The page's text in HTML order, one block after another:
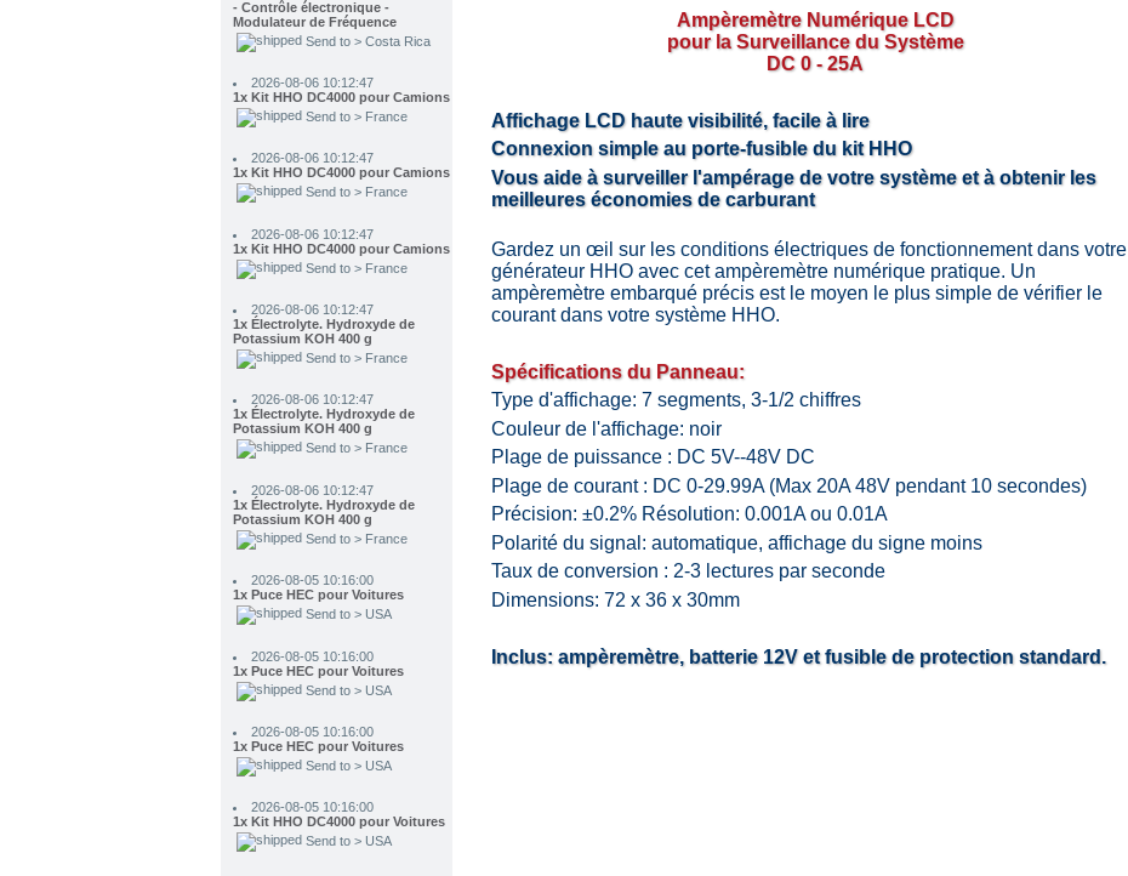
Send to > Costa Rica
2026-08-06 10:12:47
Send to > France
2026-08-06 10:12:47
Send to > France
2026-08-06 10:12:47
Send to > France
2026-08-06 10:12:47
Potassium KOH 400 g
Send to > France
2026-08-06 10:12:47
Potassium KOH 400 g
Send to > France
2026-08-06 10:12:47
Potassium KOH 400 g
Send to > France
2026-08-05 10:16:00
Send to > USA
2026-08-05 10:16:00
Send to > USA
2026-08-05 10:16:00
Send to > USA
2026-08-05 10:16:00
Send to > USA
2026-08-05 10:16:00
Ampèremètre Numérique LCD
pour la Surveillance du Système
DC 0 - 25A
Affichage LCD haute visibilité, facile à lire
Connexion simple au porte-fusible du kit HHO
Vous aide à surveiller l'ampérage de votre système et à obtenir les
meilleures économies de carburant
Gardez un œil sur les conditions électriques de fonctionnement dans votre
générateur HHO avec cet ampèremètre numérique pratique. Un
ampèremètre embarqué précis est le moyen le plus simple de vérifier le
courant dans votre système HHO.
Spécifications du Panneau:
Type d'affichage: 7 segments, 3-1/2 chiffres
Couleur de l'affichage: noir
Plage de puissance : DC 5V--48V DC
Plage de courant : DC 0-29.99A (Max 20A 48V pendant 10 secondes)
Précision: ±0.2% Résolution: 0.001A ou 0.01A
Polarité du signal: automatique, affichage du signe moins
Taux de conversion : 2-3 lectures par seconde
Dimensions: 72 x 36 x 30mm
Inclus: ampèremètre, batterie 12V et fusible de protection standard.